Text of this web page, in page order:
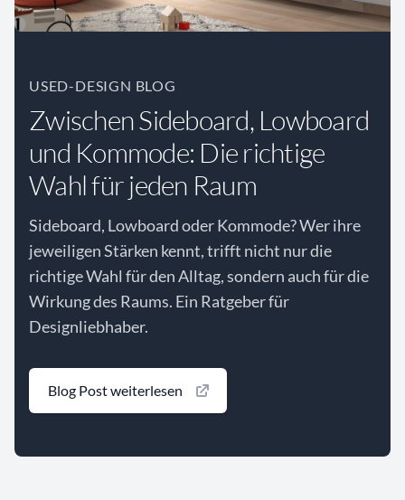
USED-DESIGN BLOG
Zwischen Sideboard, Lowboard
und Kommode: Die richtige
Wahl für jeden Raum
Sideboard, Lowboard oder Kommode? Wer ihre
jeweiligen Stärken kennt, trifft nicht nur die
richtige Wahl für den Alltag, sondern auch für die
Wirkung des Raums. Ein Ratgeber für
Designliebhaber.
Blog Post weiterlesen